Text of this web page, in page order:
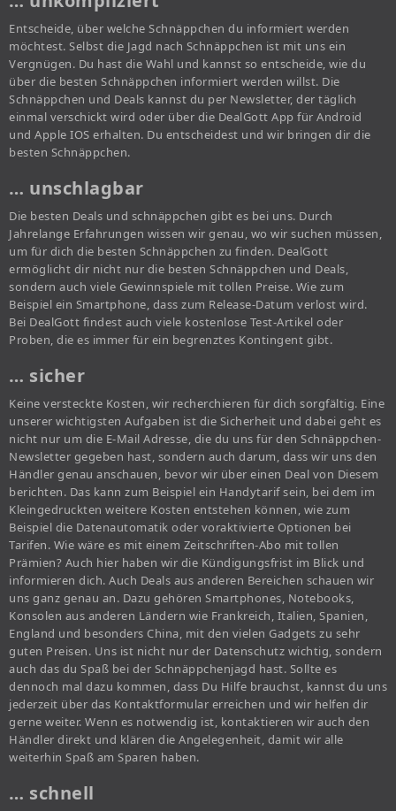
Entscheide, über welche Schnäppchen du informiert werden
möchtest. Selbst die Jagd nach Schnäppchen ist mit uns ein
Vergnügen. Du hast die Wahl und kannst so entscheide, wie du
über die besten Schnäppchen informiert werden willst. Die
Schnäppchen und Deals kannst du per Newsletter, der täglich
einmal verschickt wird oder über die DealGott App für Android
und Apple IOS erhalten. Du entscheidest und wir bringen dir die
besten Schnäppchen.
… unschlagbar
Die besten Deals und schnäppchen gibt es bei uns. Durch
Jahrelange Erfahrungen wissen wir genau, wo wir suchen müssen,
um für dich die besten Schnäppchen zu finden. DealGott
ermöglicht dir nicht nur die besten Schnäppchen und Deals,
sondern auch viele Gewinnspiele mit tollen Preise. Wie zum
Beispiel ein Smartphone, dass zum Release-Datum verlost wird.
Bei DealGott findest auch viele kostenlose Test-Artikel oder
Proben, die es immer für ein begrenztes Kontingent gibt.
… sicher
Keine versteckte Kosten, wir recherchieren für dich sorgfältig. Eine
unserer wichtigsten Aufgaben ist die Sicherheit und dabei geht es
nicht nur um die E-Mail Adresse, die du uns für den Schnäppchen-
Newsletter gegeben hast, sondern auch darum, dass wir uns den
Händler genau anschauen, bevor wir über einen Deal von Diesem
berichten. Das kann zum Beispiel ein Handytarif sein, bei dem im
Kleingedruckten weitere Kosten entstehen können, wie zum
Beispiel die Datenautomatik oder voraktivierte Optionen bei
Tarifen. Wie wäre es mit einem Zeitschriften-Abo mit tollen
Prämien? Auch hier haben wir die Kündigungsfrist im Blick und
informieren dich. Auch Deals aus anderen Bereichen schauen wir
uns ganz genau an. Dazu gehören Smartphones, Notebooks,
Konsolen aus anderen Ländern wie Frankreich, Italien, Spanien,
England und besonders China, mit den vielen Gadgets zu sehr
guten Preisen. Uns ist nicht nur der Datenschutz wichtig, sondern
auch das du Spaß bei der Schnäppchenjagd hast. Sollte es
dennoch mal dazu kommen, dass Du Hilfe brauchst, kannst du uns
jederzeit über das Kontaktformular erreichen und wir helfen dir
gerne weiter. Wenn es notwendig ist, kontaktieren wir auch den
Händler direkt und klären die Angelegenheit, damit wir alle
weiterhin Spaß am Sparen haben.
… schnell